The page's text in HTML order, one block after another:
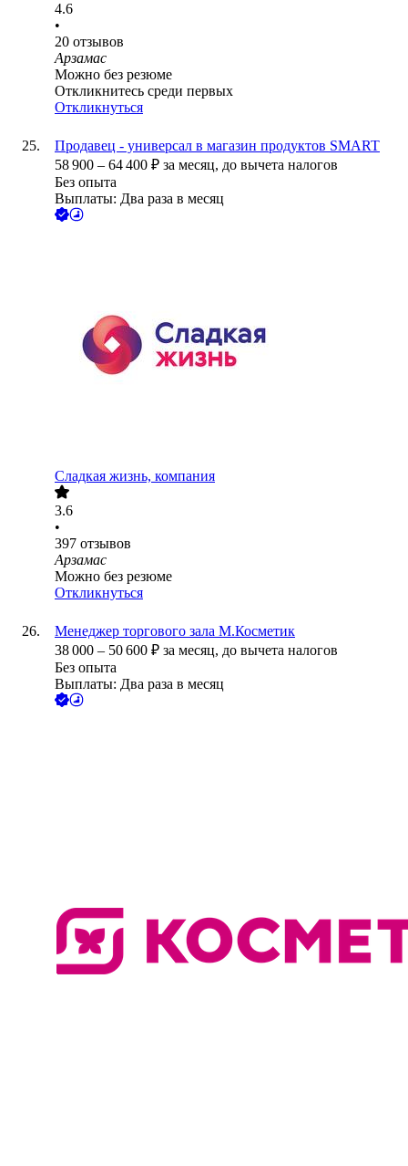
4.6
•
20 отзывов
Арзамас
Можно без резюме
Откликнитесь среди первых
Откликнуться
Продавец - универсал в магазин продуктов SMART
58 900 – 64 400 ₽ за месяц, до вычета налогов
Без опыта
Выплаты: Два раза в месяц
Сладкая жизнь, компания
3.6
•
397 отзывов
Арзамас
Можно без резюме
Откликнуться
Менеджер торгового зала М.Косметик
38 000 – 50 600 ₽ за месяц, до вычета налогов
Без опыта
Выплаты: Два раза в месяц